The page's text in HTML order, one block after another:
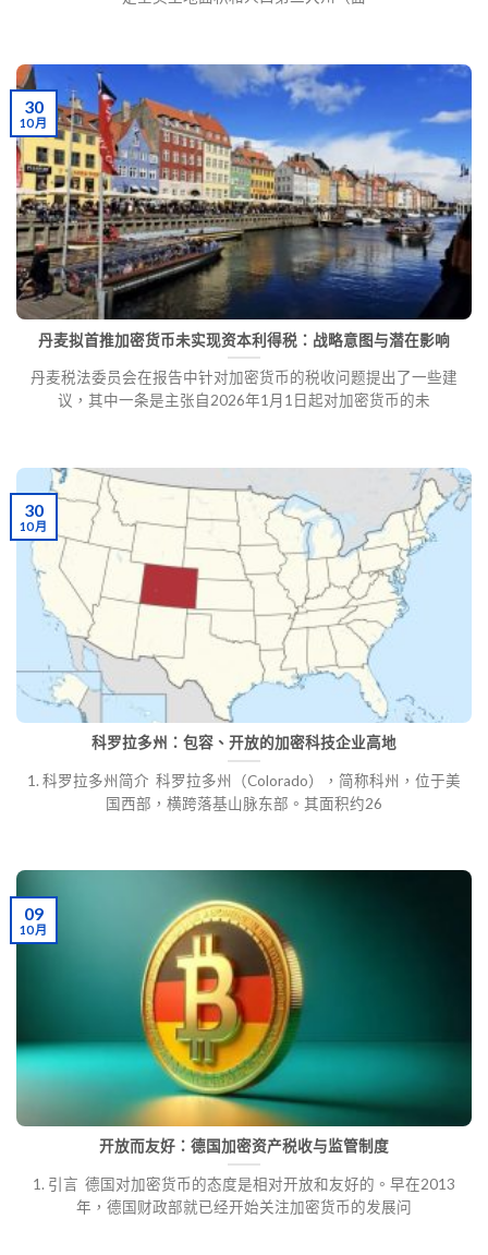
丹麦拟首推加密货币未实现资本利得税：战略意图与潜在影响
丹麦税法委员会在报告中针对加密货币的税收问题提出了一些建
议，其中一条是主张自2026年1月1日起对加密货币的未
30
10 月
​​​科罗拉多州：包容、开放的加密科技企业高地
1. 科罗拉多州简介 科罗拉多州（Colorado），简称科州，位于美
国西部，横跨落基山脉东部。其面积约26
30
10 月
开放而友好：德国加密资产税收与监管制度
1. 引言 德国对加密货币的态度是相对开放和友好的。早在2013
年，德国财政部就已经开始关注加密货币的发展问
09
10 月